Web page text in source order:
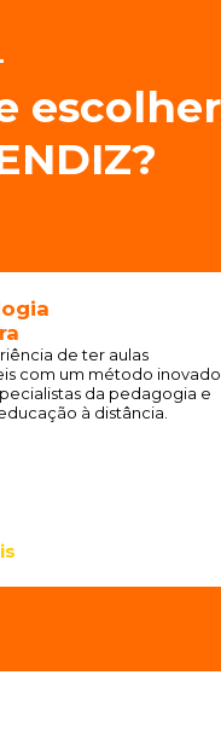
escolher
de ter aulas
com um método
da pedagogia e
à distância.